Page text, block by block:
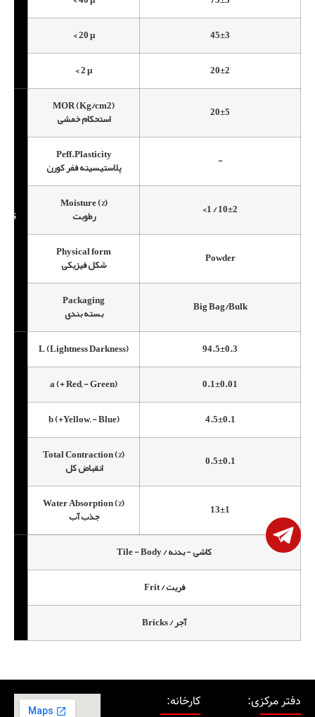
< 20 µ
45±3
< 2 µ
20±2
MOR (Kg/cm2)
استحکام خمشی 20±5
Peff.Plasticity
پلاستیسیته ففر کورن -
Moisture (%)
رطوبت <1 / 10±2
Physical form
شکل فیزیکی Powder
Packaging
بسته بندی Big Bag/Bulk
L (Lightness Darkness)
94.5±0.3
a (+ Red, - Green)
0.1±0.01
b (+Yellow, - Blue)
4.5±0.1
Total Contraction (%)
انقباض کل 0.5±0.1
Water Absorption (%)
جذب آب 13±1
Tile - Body / کاشی - بدنه
Frit / فریت
Bricks / آجر
دفتر مرکزی:
کارخانه: